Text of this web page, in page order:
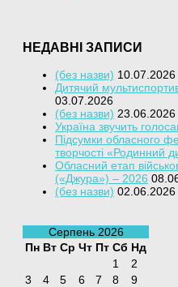
НЕДАВНІ ЗАПИСИ
(без назви) 10.07.2026
Дитячий
03.07.2026
(без назви) 23.06.2026
Україна звучить
Підсумки обласного
творчості «Родинний
Обласний етап
(«Джура») – 2026
(без назви) 02.06.2026
Серпень 2026
Пн Вт Ср Чт Пт Сб Нд
1
2
3
4 5 6 7 8 9